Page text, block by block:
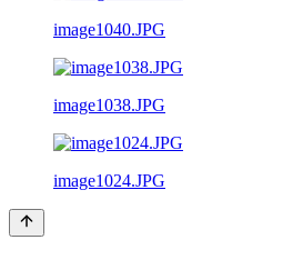
image1040.JPG
image1038.JPG
image1024.JPG